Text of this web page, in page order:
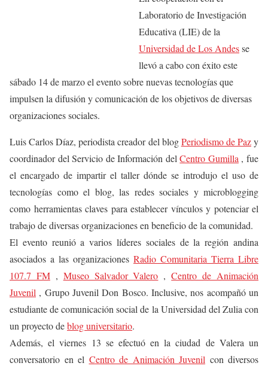
Laboratorio de Investigación
Educativa (LIE) de la
Universidad de Los Andesse
llevó a cabo con éxito este
sábado 14 de marzo el evento sobre nuevas tecnologías que
impulsen la difusión y comunicación de los objetivos de diversas
organizaciones sociales.
Luis Carlos Díaz, periodista creador del blogPeriodismo de Pazy
coordinador del Servicio de Información delCentro Gumilla , fue
el encargado de impartir el taller dónde se introdujo el uso de
tecnologías como el blog, las redes sociales y microblogging
como herramientas claves para establecer vínculos y potenciar el
trabajo de diversas organizaciones en beneficio de la comunidad.
El evento reunió a varios líderes sociales de la región andina
asociados a las organizaciones Radio Comunitaria Tierra Libre
107.7 FM, Museo Salvador Valero ,Centro de Animación
Juvenil , Grupo Juvenil Don Bosco. Inclusive, nos acompañó un
estudiante de comunicación social de la Universidad del Zulia con
un proyecto deblog universitario.
Además, el viernes 13 se efectuó en la ciudad de Valera un
conversatorio en el Centro de Animación Juvenil con diversos